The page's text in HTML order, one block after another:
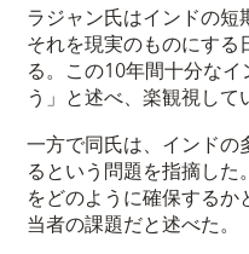
ラジャン氏はインドの
それを現実のものにす
る。この10年間十分な
う」と述べ、楽観視して
一方で同氏は、インド
るという問題を指摘し
をどのように確保する
当者の課題だと述べた。